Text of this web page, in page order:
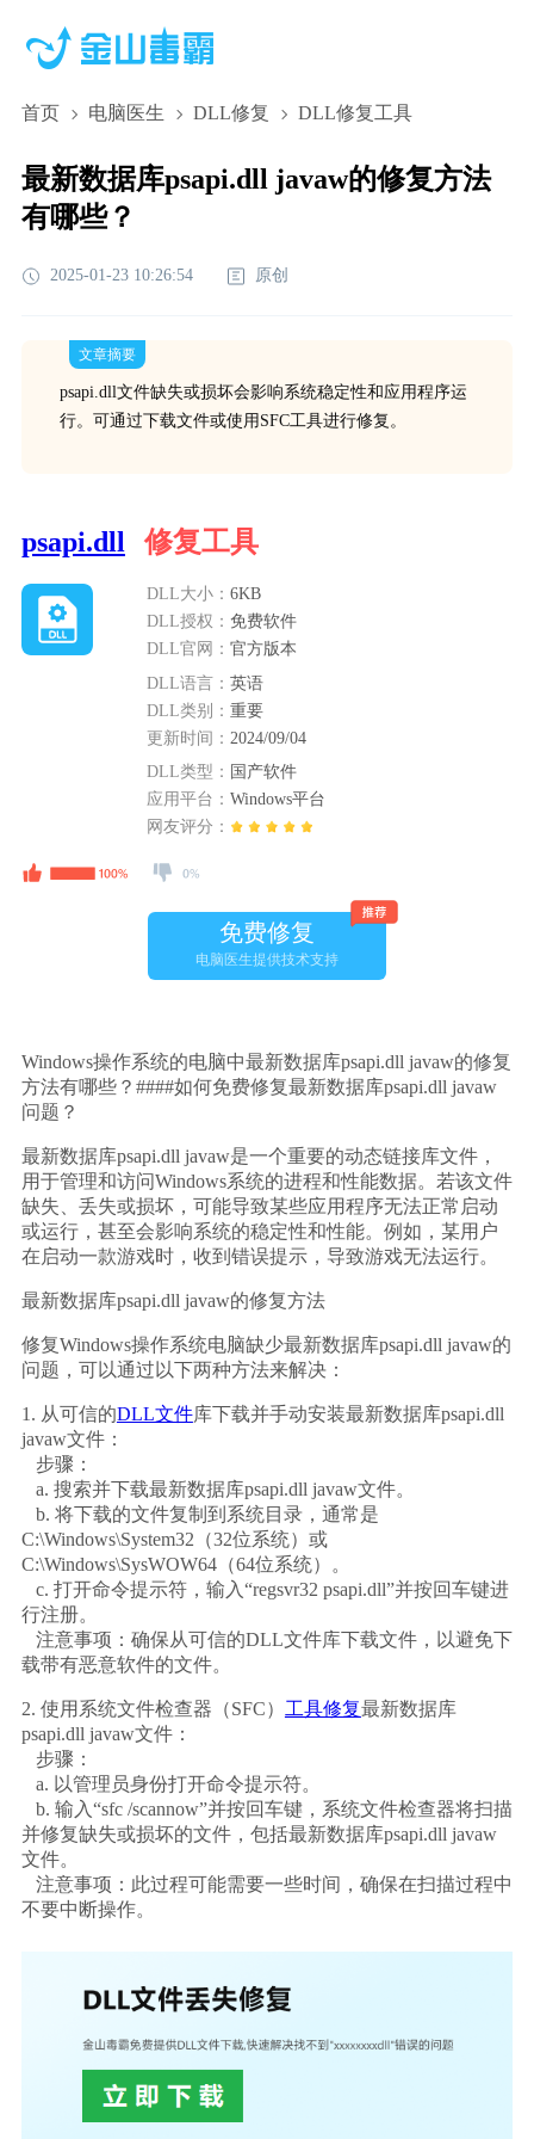
首页 电脑医生 DLL修复 DLL修复工具
最新数据库psapi.dll javaw的修复方法
有哪些？
2025-01-23 10:26:54 原创
文章摘要
psapi.dll文件缺失或损坏会影响系统稳定性和应用程序运
行。可通过下载文件或使用SFC工具进行修复。
psapi.dll 修复工具
DLL大小： 6KB
DLL授权： 免费软件
DLL官网： 官方版本
DLL语言： 英语
DLL类别： 重要
更新时间： 2024/09/04
DLL类型： 国产软件
应用平台： Windows平台
网友评分：
免费修复
电脑医生提供技术支持
Windows操作系统的电脑中最新数据库psapi.dll javaw的修复
方法有哪些？####如何免费修复最新数据库psapi.dll javaw
问题？
最新数据库psapi.dll javaw是一个重要的动态链接库文件，
用于管理和访问Windows系统的进程和性能数据。若该文件
缺失、丢失或损坏，可能导致某些应用程序无法正常启动
或运行，甚至会影响系统的稳定性和性能。例如，某用户
在启动一款游戏时，收到错误提示，导致游戏无法运行。
最新数据库psapi.dll javaw的修复方法
修复Windows操作系统电脑缺少最新数据库psapi.dll javaw的
问题，可以通过以下两种方法来解决：
1. 从可信的DLL文件库下载并手动安装最新数据库psapi.dll
javaw文件：
   步骤：
   a. 搜索并下载最新数据库psapi.dll javaw文件。
C:\Windows\System32（32位系统）或
C:\Windows\SysWOW64（64位系统）。
行注册。
载带有恶意软件的文件。
2. 使用系统文件检查器（SFC） 工具修复最新数据库
psapi.dll javaw文件：
   步骤：
   a. 以管理员身份打开命令提示符。
并修复缺失或损坏的文件，包括最新数据库psapi.dll javaw
文件。
不要中断操作。